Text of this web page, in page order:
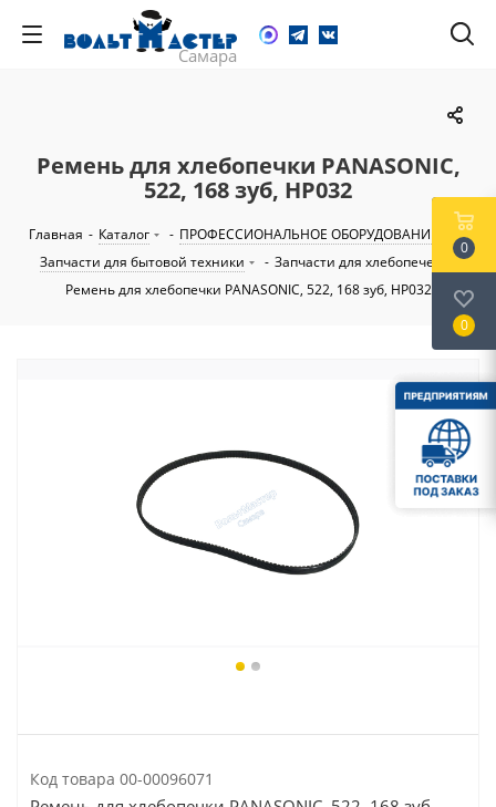
Ремень для хлебопечки PANASONIC,
522, 168 зуб, HP032
Главная - Каталог - ПРОФЕССИОНАЛЬНОЕ ОБОРУДОВАНИЕ
-
Запчасти для бытовой техники
- Запчасти для хлебопечек
Ремень для хлебопечки PANASONIC, 522, 168 зуб, HP032
Код товара 00-00096071
0
0